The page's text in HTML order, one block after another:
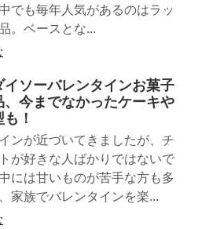
でも毎年人気があるのはラッ
。ベースとな...
イソーバレンタインお菓子
、今までなかったケーキや
！
ンが近づいてきましたが、チ
が好きな人ばかりではないで
には甘いものが苦手な方も多
家族でバレンタインを楽...